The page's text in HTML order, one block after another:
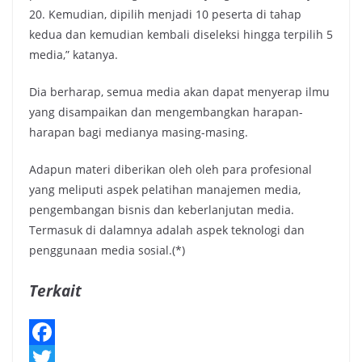
20. Kemudian, dipilih menjadi 10 peserta di tahap
kedua dan kemudian kembali diseleksi hingga terpilih 5
media,” katanya.
Dia berharap, semua media akan dapat menyerap ilmu
yang disampaikan dan mengembangkan harapan-
harapan bagi medianya masing-masing.
Adapun materi diberikan oleh oleh para profesional
yang meliputi aspek pelatihan manajemen media,
pengembangan bisnis dan keberlanjutan media.
Termasuk di dalamnya adalah aspek teknologi dan
penggunaan media sosial.(*)
Terkait
F